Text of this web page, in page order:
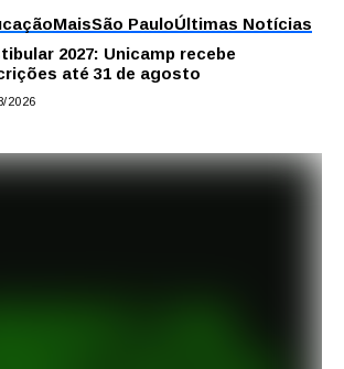
MaisSão PauloÚltimas Notícias
2027: Unicamp recebe
até 31 de agosto
2026